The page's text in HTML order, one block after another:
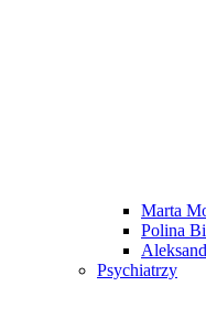
Marta
Polina
Psychiatrzy